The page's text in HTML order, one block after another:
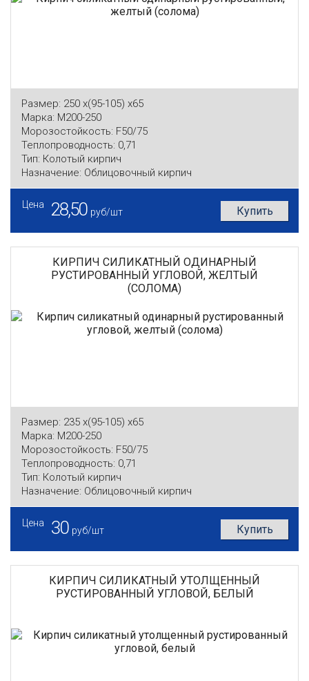
Размер: 250 x(95-105) x65
Марка: М200-250
Морозостойкость: F50/75
Теплопроводность: 0,71
Тип: Колотый кирпич
Назначение: Облицовочный кирпич
Цена 28,50 руб/шт Купить
КИРПИЧ СИЛИКАТНЫЙ ОДИНАРНЫЙ
РУСТИРОВАННЫЙ УГЛОВОЙ, ЖЕЛТЫЙ
(СОЛОМА)
Размер: 235 x(95-105) x65
Марка: М200-250
Морозостойкость: F50/75
Теплопроводность: 0,71
Тип: Колотый кирпич
Назначение: Облицовочный кирпич
Цена 30 руб/шт Купить
КИРПИЧ СИЛИКАТНЫЙ УТОЛЩЕННЫЙ
РУСТИРОВАННЫЙ УГЛОВОЙ, БЕЛЫЙ